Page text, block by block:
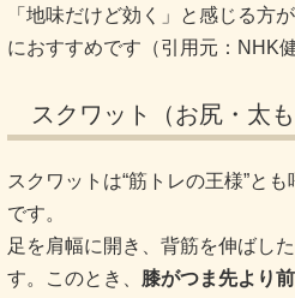
「地味だけど効く」と感じる方
におすすめです（引用元：NHK
スクワット（お尻・太
スクワットは“筋トレの王様”と
です。
足を肩幅に開き、背筋を伸ばし
す。このとき、 膝がつま先より